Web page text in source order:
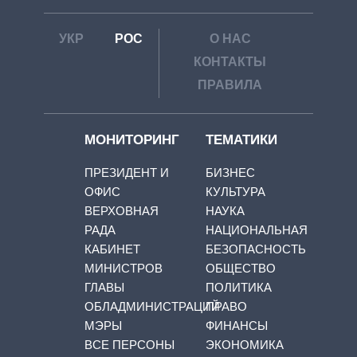
УКР РОС
О НАС
КОНТАКТЫ
ПРАВИЛА
МОНИТОРИНГ
ПРЕЗИДЕНТ И
ОФИС
ВЕРХОВНАЯ
РАДА
КАБИНЕТ
МИНИСТРОВ
ГЛАВЫ
ОБЛАДМИНИСТРАЦИЙ
МЭРЫ
ВСЕ ПЕРСОНЫ
ТЕМАТИКИ
БИЗНЕС
КУЛЬТУРА
НАУКА
НАЦИОНАЛЬНАЯ
БЕЗОПАСНОСТЬ
ОБЩЕСТВО
ПОЛИТИКА
ПРАВО
ФИНАНСЫ
ЭКОНОМИКА